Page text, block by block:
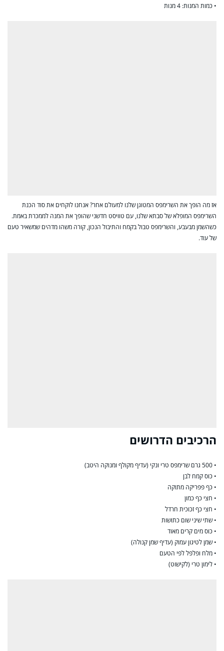
• כמות המנות: 4 מנות
אז מה הופך את השרימפס המטוגן שלנו למעולם אחר? אנחנו לוקחים את סוד הכנת
השרימפס המופלא של סבתא שלנו, עם טוויסט חדשני שהופך את המנה לממכרת באמת.
כשהשמן מבעבע, והשרימפס טבול בקמח והתיבול הנכון, קורה משהו מדהים שמשאיר טעם
של עוד.
הרכיבים הדרושים
• 500 גרם שרימפס טרי ונקי (עדיף מקולף ומנוקה היטב)
• כוס קמח לבן
• כף פפריקה מתוקה
• חצי כף כמון
• חצי כף זכוכית חרדל
• שתי שיני שום כתושות
• כוס מים קרים מאוד
• שמן לטיגון עמוק (עדיף שמן קנולה)
• מלח ופלפל לפי הטעם
• לימון טרי (לקישוט)